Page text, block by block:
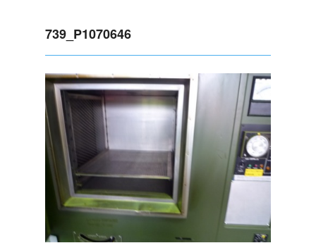
739_P1070646